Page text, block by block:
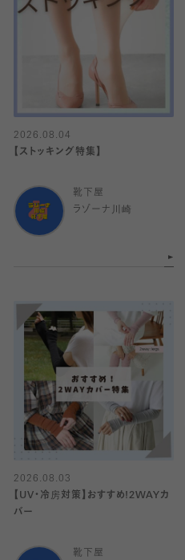
2026.08.04
【ストッキング特集】
靴下屋
ラゾーナ川崎
2026.08.03
【UV・冷房対策】おすすめ!2WAYカ
バー
靴下屋